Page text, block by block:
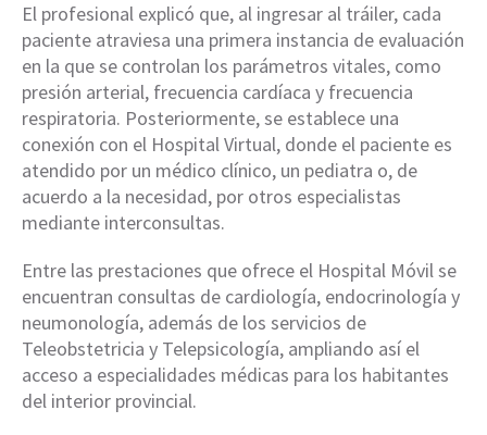
El profesional explicó que, al ingresar al tráiler, cada
paciente atraviesa una primera instancia de evaluación
en la que se controlan los parámetros vitales, como
presión arterial, frecuencia cardíaca y frecuencia
respiratoria. Posteriormente, se establece una
conexión con el Hospital Virtual, donde el paciente es
atendido por un médico clínico, un pediatra o, de
acuerdo a la necesidad, por otros especialistas
mediante interconsultas.
Entre las prestaciones que ofrece el Hospital Móvil se
encuentran consultas de cardiología, endocrinología y
neumonología, además de los servicios de
Teleobstetricia y Telepsicología, ampliando así el
acceso a especialidades médicas para los habitantes
del interior provincial.